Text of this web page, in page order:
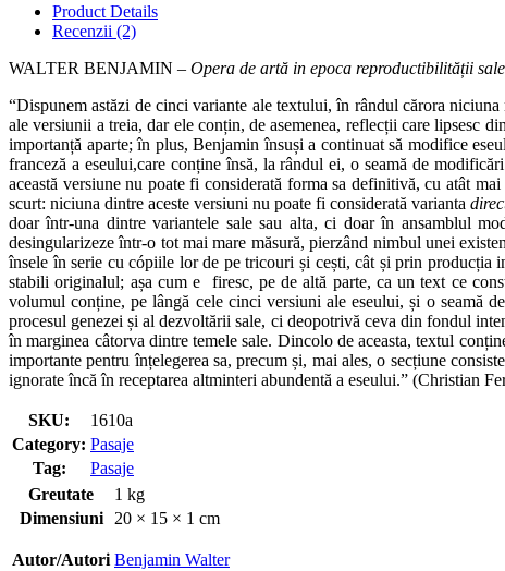
Product Details
Recenzii (2)
WALTER BENJAMIN – Opera de artă in epoca reproductibilității
“Dispunem astăzi de cinci variante ale textului, în rândul cărora
ale versiunii a treia, dar ele conțin, de asemenea, reflecții care lipsesc
importanță aparte; în plus, Benjamin însuși a continuat să modifice
franceză a eseului,care conține însă, la rândul ei, o seamă de
această versiune nu poate fi considerată forma sa definitivă, cu atât
scurt: niciuna dintre aceste versiuni nu poate fi considerată varianta
doar într-una dintre variantele sale sau alta, ci doar în ansamblul
desingularizeze într-o tot mai mare măsură, pierzând nimbul unei
însele în serie cu cópiile lor de pe tricouri și cești, cât și prin producția
stabili originalul; așa cum e firesc, pe de altă parte, ca un text ce
volumul conține, pe lângă cele cinci versiuni ale eseului, și o seamă
procesul genezei și al dezvoltării sale, ci deopotrivă ceva din fondul
în marginea câtorva dintre temele sale. Dincolo de aceasta, textul
importante pentru înțelegerea sa, precum și, mai ales, o secțiune
ignorate încă în receptarea altminteri abundentă a eseului.” (Christian
SKU:
1610a
Category: Pasaje
Tag:
Pasaje
Greutate
1 kg
Dimensiuni
20 × 15 × 1 cm
Autor/Autori Benjamin Walter